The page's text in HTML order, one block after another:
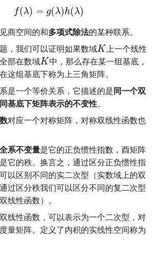
f(λ) = g(λ)h(λ)
商空间的和多项式除法的某种联系。
，我们可以证明如果数域K上一个线性
部在数域K中，那么存在某一组基底，
这组基底下称为上三角矩阵。
是一个等价关系，它描述的是同一个双
基底下矩阵表示的不变性。
对应一个对称矩阵，对称双线性函数也
全系不变量是它的正负惯性指数，酉矩阵
它的秩。换言之，通过区分正负惯性指
以区别不同的实二次型（实数域上的双
过区分秩我们可以区分不同的复二次型
线性函数）。
线性函数，可以表示为一个二次型，对
量矩阵。定义了内积的实线性空间称为